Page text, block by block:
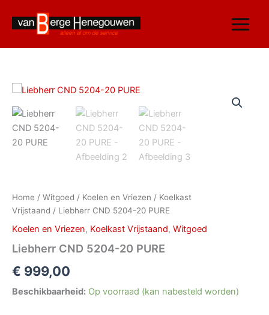
inhoud
Home / Witgoed / Koelen en Vriezen / Koelkast
Vrijstaand / Liebherr CND 5204-20 PURE
Koelen en Vriezen, Koelkast Vrijstaand, Witgoed
Liebherr CND 5204-20 PURE
€ 999,00
Beschikbaarheid: Op voorraad (kan nabesteld worden)
Liebherr
5204-
20
aantal